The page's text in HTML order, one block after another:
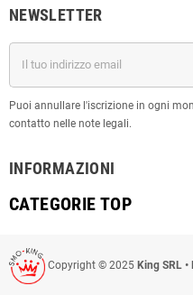
NEWSLETTER
Puoi annullare l'iscrizione in ogni
contatto nelle note legali.
INFORMAZIONI
CATEGORIE TOP
Copyright © 2025 King SRL •